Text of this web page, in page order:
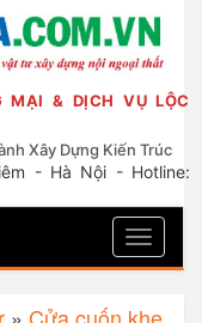
MẠI & DỊCH VỤ LỘC
Xây Dựng Kiến Trúc
- Hà Nội - Hotline:
Toggle
» Cửa cuốn khe